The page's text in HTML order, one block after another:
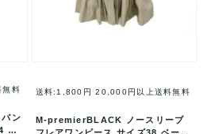
料
ン
ダ
送料:1,800円 20,000円以上送料無料
M-premierBLACK ノースリーブ
フレアワンピース サイズ38 ベージ